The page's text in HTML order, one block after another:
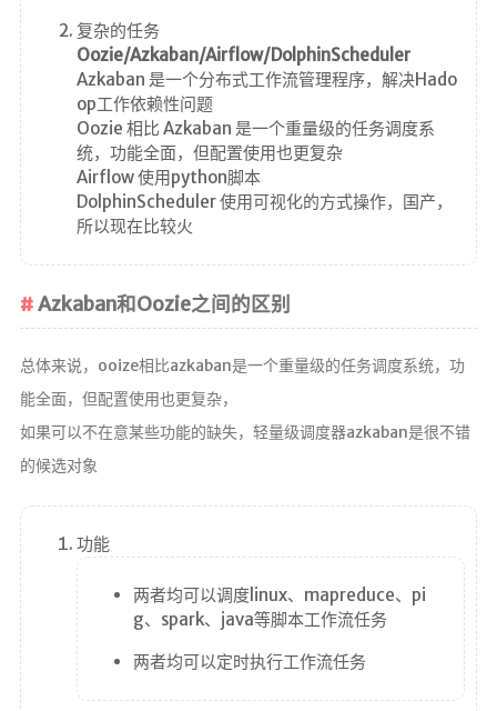
复杂的任务
Oozie/Azkaban/Airflow/DolphinScheduler
Azkaban 是一个分布式工作流管理程序，解决Hado
op工作依赖性问题
Oozie 相比 Azkaban 是一个重量级的任务调度系
统，功能全面，但配置使用也更复杂
Airflow 使用python脚本
DolphinScheduler 使用可视化的方式操作，国产，
所以现在比较火
Azkaban和Oozie之间的区别
总体来说，ooize相比azkaban是一个重量级的任务调度系统，功
能全面，但配置使用也更复杂，
如果可以不在意某些功能的缺失，轻量级调度器azkaban是很不错
的候选对象
功能
两者均可以调度linux、mapreduce、pi
g、spark、java等脚本工作流任务
两者均可以定时执行工作流任务
首页
文章
归档
分类
心情
相册
在线简历
留言板
监控
服务监控
关于
我